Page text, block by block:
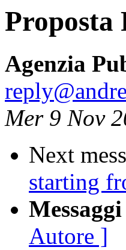
Proposta
Agenzia
Mer 9 Nov
Next
starting
Autore ]